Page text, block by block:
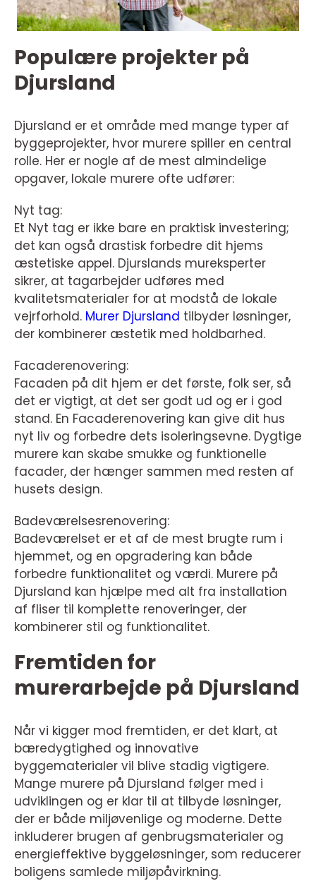
Populære projekter på
Djursland
Djursland er et område med mange typer af
byggeprojekter, hvor murere spiller en central
rolle. Her er nogle af de mest almindelige
opgaver, lokale murere ofte udfører:
Nyt tag:
Et Nyt tag er ikke bare en praktisk investering;
det kan også drastisk forbedre dit hjems
æstetiske appel. Djurslands mureksperter
sikrer, at tagarbejder udføres med
kvalitetsmaterialer for at modstå de lokale
vejrforhold. Murer Djursland tilbyder løsninger,
der kombinerer æstetik med holdbarhed.
Facaderenovering:
Facaden på dit hjem er det første, folk ser, så
det er vigtigt, at det ser godt ud og er i god
stand. En Facaderenovering kan give dit hus
nyt liv og forbedre dets isoleringsevne. Dygtige
murere kan skabe smukke og funktionelle
facader, der hænger sammen med resten af
husets design.
Badeværelsesrenovering:
Badeværelset er et af de mest brugte rum i
hjemmet, og en opgradering kan både
forbedre funktionalitet og værdi. Murere på
Djursland kan hjælpe med alt fra installation
af fliser til komplette renoveringer, der
kombinerer stil og funktionalitet.
Fremtiden for
murerarbejde på Djursland
Når vi kigger mod fremtiden, er det klart, at
bæredygtighed og innovative
byggematerialer vil blive stadig vigtigere.
Mange murere på Djursland følger med i
udviklingen og er klar til at tilbyde løsninger,
der er både miljøvenlige og moderne. Dette
inkluderer brugen af genbrugsmaterialer og
energieffektive byggeløsninger, som reducerer
boligens samlede miljøpåvirkning.